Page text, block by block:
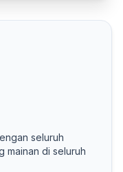
seluruh
mainan di seluruh